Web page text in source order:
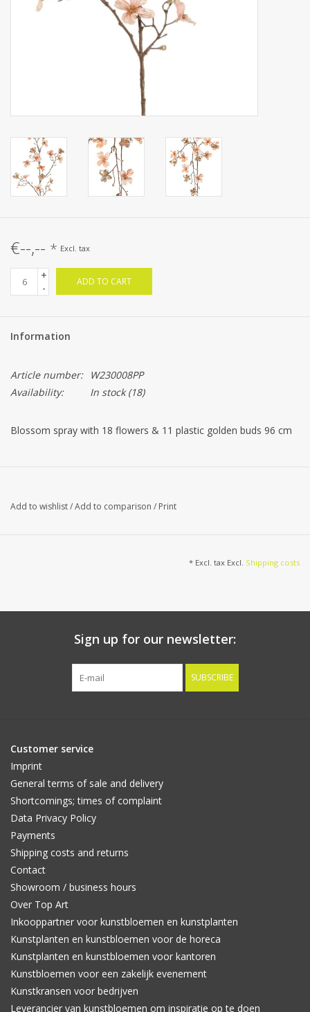
€--,-- * Excl. tax
+
-
ADD TO CART
Information
Article number:
W230008PP
Availability:
In stock(18)
Blossom spray with 18 flowers & 11 plastic golden buds 96 cm
Add to wishlist/Add to comparison / Print
* Excl. tax Excl. Shipping costs
Sign up for our newsletter:
SUBSCRIBE
Customer service
Imprint
General terms of sale and delivery
Shortcomings; times of complaint
Data Privacy Policy
Payments
Shipping costs and returns
Contact
Showroom / business hours
Over Top Art
Inkooppartner voor kunstbloemen en kunstplanten
Kunstplanten en kunstbloemen voor de horeca
Kunstplanten en kunstbloemen voor kantoren
Kunstbloemen voor een zakelijk evenement
Kunstkransen voor bedrijven
Leverancier van kunstbloemen om inspiratie op te doen